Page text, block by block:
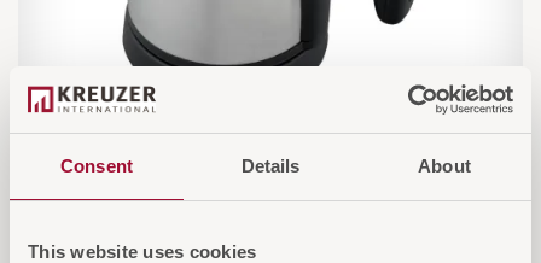
Consent Details About
This website uses cookies